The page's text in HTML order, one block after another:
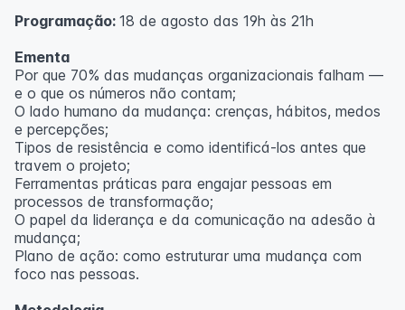
Outras informações
inscritos serão avisados ​​antecipadamente.
O IPETEC reserva-se o direito de não realizar o curso
caso não atinja o número mínimo de 20 inscritos.
Professor(a):
Programação: 18 de agosto das 19h às 21h
Ementa
Por que 70% das mudanças organizacionais falham —
e o que os números não contam;
O lado humano da mudança: crenças, hábitos, medos
e percepções;
Tipos de resistência e como identificá-los antes que
travem o projeto;
Ferramentas práticas para engajar pessoas em
processos de transformação;
O papel da liderança e da comunicação na adesão à
mudança;
Plano de ação: como estruturar uma mudança com
foco nas pessoas.